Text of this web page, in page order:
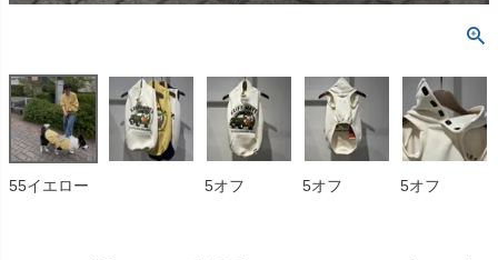
55イエロー 5オフ 5オフ 5オフ